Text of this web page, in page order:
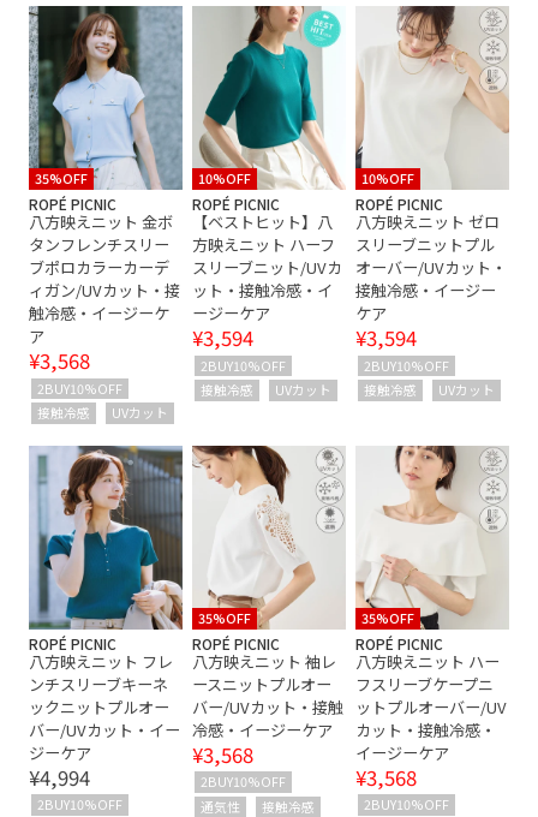
コーディネートのアクセント サステナブル
シワになりにくい シンプル スキニーパンツ
スッキリ タイト トップス ナイロン
ニット素材 ハリ感 フレンチスリーブ プルオーバー
ベーシック リブ編み 上品 伸縮性 優雅
冷んやり 夏の機能素材アイテム 小物 快適
快適な着心地 機能素材 毛玉になりにくい
滑らかな肌触り 細見え 華やか 金ボタン
高見え
35%OFF
ROPÉ PICNIC
八方映えニット 金ボ
タンフレンチスリー
ブポロカラーカーデ
ィガン/UVカット・接
触冷感・イージーケ
ア
¥3,568
2BUY10%OFF
接触冷感
UVカット
10%OFF
ROPÉ PICNIC
【ベストヒット】八
方映えニット ハーフ
スリーブニット/UVカ
ット・接触冷感・イ
ージーケア
¥3,594
2BUY10%OFF
接触冷感
UVカット
10%OFF
ROPÉ PICNIC
八方映えニット ゼロ
スリーブニットプル
オーバー/UVカット・
接触冷感・イージー
ケア
¥3,594
2BUY10%OFF
接触冷感
UVカット
ROPÉ PICNIC
八方映えニット フレ
ンチスリーブキーネ
ックニットプルオー
バー/UVカット・イー
ジーケア
¥4,994
2BUY10%OFF
35%OFF
ROPÉ PICNIC
八方映えニット 袖レ
ースニットプルオー
バー/UVカット・接触
冷感・イージーケア
¥3,568
2BUY10%OFF
通気性
接触冷感
35%OFF
ROPÉ PICNIC
八方映えニット ハー
フスリーブケープニ
ットプルオーバー/UV
カット・接触冷感・
イージーケア
¥3,568
2BUY10%OFF